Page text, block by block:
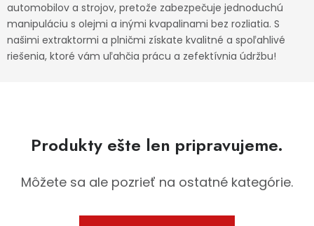
Príslušenstvo pre automobily
Vybavenie a hračky pre deti
automobilov a strojov, pretože zabezpečuje jednoduchú
manipuláciu s olejmi a inými kvapalinami bez rozliatia. S
našimi extraktormi a plničmi získate kvalitné a spoľahlivé
riešenia, ktoré vám uľahčia prácu a zefektívnia údržbu!
Produkty ešte len pripravujeme.
Môžete sa ale pozrieť na ostatné kategórie.